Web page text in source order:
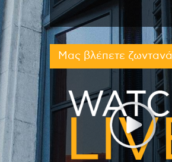
Μας βλέπετε ζωντανά